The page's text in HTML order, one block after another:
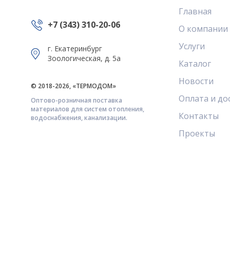
+7 (343) 310-20-06
г. Екатеринбург
Зоологическая, д. 5а
© 2018-2026, «ТЕРМОДОМ»
Оптово-розничная поставка
материалов для систем отопления,
водоснабжения, канализации.
Главная
О компании
Услуги
Каталог
Новости
Оплата и
Контакты
Проекты